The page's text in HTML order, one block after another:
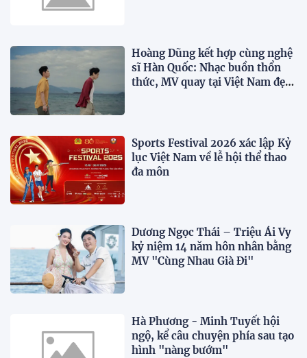
Hoàng Dũng kết hợp cùng nghệ
sĩ Hàn Quốc: Nhạc buồn thổn
thức, MV quay tại Việt Nam đẹp
Sports Festival 2026 xác lập Kỷ
lục Việt Nam về lễ hội thể thao
đa môn
Dương Ngọc Thái – Triệu Ái Vy
kỷ niệm 14 năm hôn nhân bằng
MV "Cùng Nhau Già Đi"
Hà Phương - Minh Tuyết hội
ngộ, kể câu chuyện phía sau tạo
hình "nàng bướm"